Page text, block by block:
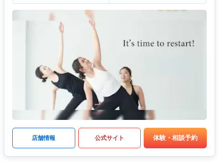
店舗情報 公式サイト 体験・相談予約